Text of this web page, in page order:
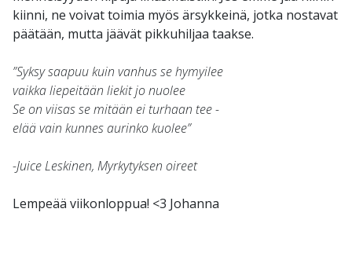
kiinni, ne voivat toimia myös ärsykkeinä, jotka nostavat
päätään, mutta jäävät pikkuhiljaa taakse.
”Syksy saapuu kuin vanhus se hymyilee
vaikka liepeitään liekit jo nuolee
Se on viisas se mitään ei turhaan tee -
elää vain kunnes aurinko kuolee”
-Juice Leskinen, Myrkytyksen oireet
Lempeää viikonloppua! <3 Johanna